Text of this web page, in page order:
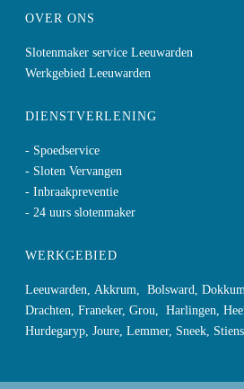
OVER ONS
Slotenmaker service Leeuwarden
Werkgebied Leeuwarden
DIENSTVERLENING
- Spoedservice
- Sloten Vervangen
- Inbraakpreventie
- 24 uurs slotenmaker
WERKGEBIED
Leeuwarden,Akkrum,Bolsward,
Drachten,Franeker,Grou,Harlingen,
Hurdegaryp,Joure,Lemmer, Sneek, Stiens